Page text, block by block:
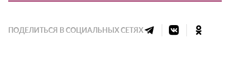
ПОДЕЛИТЬСЯ В СОЦИАЛЬНЫХ СЕТЯХ